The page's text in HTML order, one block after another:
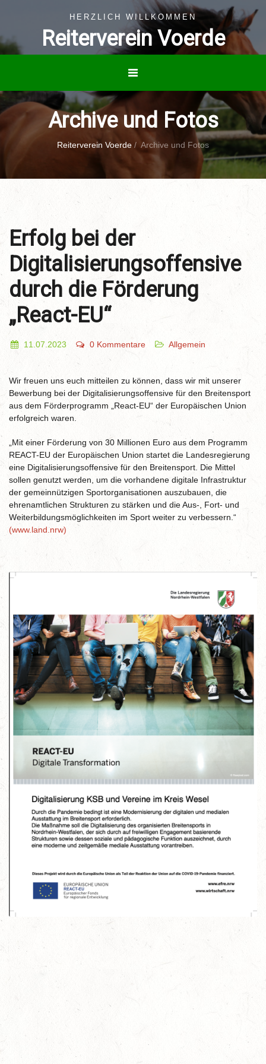
HERZLICH WILLKOMMEN
Reiterverein Voerde
Archive und Fotos
Reiterverein Voerde / Archive und Fotos
Erfolg bei der
Digitalisierungsoffensive
durch die Förderung
„React-EU“
11.07.2023 0 Kommentare Allgemein
Wir freuen uns euch mitteilen zu können, dass wir mit unserer
Bewerbung bei der Digitalisierungsoffensive für den Breitensport
aus dem Förderprogramm „React-EU“ der Europäischen Union
erfolgreich waren.
„Mit einer Förderung von 30 Millionen Euro aus dem Programm
REACT-EU der Europäischen Union startet die Landesregierung
eine Digitalisierungsoffensive für den Breitensport. Die Mittel
sollen genutzt werden, um die vorhandene digitale Infrastruktur
der gemeinnützigen Sportorganisationen auszubauen, die
ehrenamtlichen Strukturen zu stärken und die Aus-, Fort- und
Weiterbildungsmöglichkeiten im Sport weiter zu verbessern.“
(www.land.nrw)